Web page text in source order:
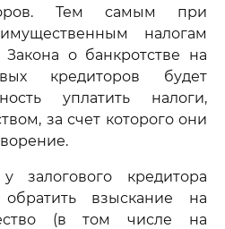
Тем самым при
налогам
Закона о банкротстве на
кредиторов будет
уплатить налоги,
за счет которого они
залогового кредитора
взыскание на
(в том числе на